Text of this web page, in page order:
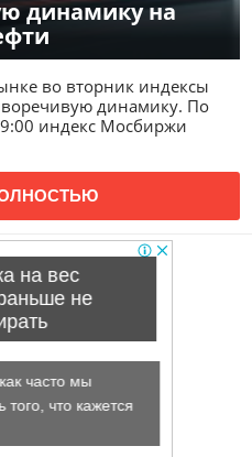
динамику на
во вторник индексы
динамику. По
индекс Мосбиржи